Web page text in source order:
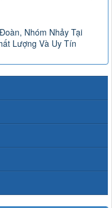
Nhóm Nhảy Tại
Lượng Và Uy Tín